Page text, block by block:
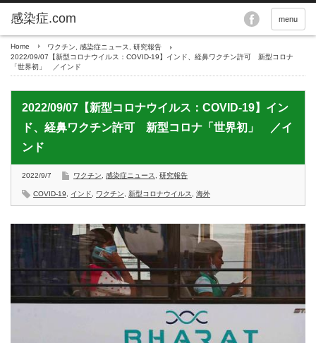
menu
Home ワクチン 感染症ニュース
研究報告
2022/09/07【新型コロナウイルス：COVID-19】インド、経鼻ワクチン許可 新型コロナ
「世界初」 ／インド
2022/09/07【新型コロナウイルス：COVID-19】イン
ド、経鼻ワクチン許可 新型コロナ「世界初」 ／イ
ンド
2022/9/7 ワクチン 感染症ニュース 研究報告
COVID-19 インド ワクチン 新型コロナウイルス 海外